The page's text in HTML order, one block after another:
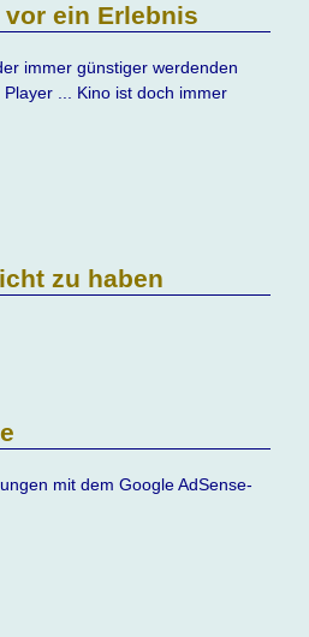
ein Erlebnis
immer günstiger werdenden
... Kino ist doch immer
zu haben
mit dem Google AdSense-